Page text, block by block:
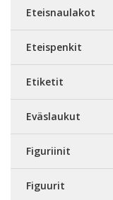
Eteisnaulakot
Eteispenkit
Etiketit
Eväslaukut
Figuriinit
Figuurit